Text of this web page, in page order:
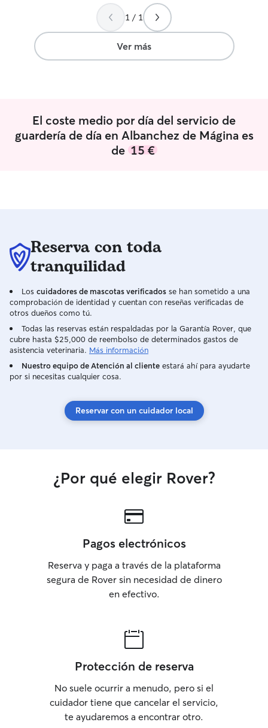
sientan como en casa y puedo alojarlos
cualquiera día tengo disponibilidad 24/7
Con mucho amor y respeto, lo trataría
como si fuera mío sea donde estemos,
atenta en su alimentación y si necesita
1 / 1
Ver más
El coste medio por día del servicio de
guardería de día en Albanchez de Mágina es
de 15 €
Reserva con toda
tranquilidad
Los cuidadores de mascotas verificados se han sometido a una
comprobación de identidad y cuentan con reseñas verificadas de
otros dueños como tú.
Todas las reservas están respaldadas por la Garantía Rover, que
cubre hasta $25,000 de reembolso de determinados gastos de
asistencia veterinaria. Más información
Nuestro equipo de Atención al cliente estará ahí para ayudarte
por si necesitas cualquier cosa.
Reservar con un cuidador local
¿Por qué elegir Rover?
Pagos electrónicos
Reserva y paga a través de la plataforma
segura de Rover sin necesidad de dinero
en efectivo.
Protección de reserva
No suele ocurrir a menudo, pero si el
cuidador tiene que cancelar el servicio,
te ayudaremos a encontrar otro.